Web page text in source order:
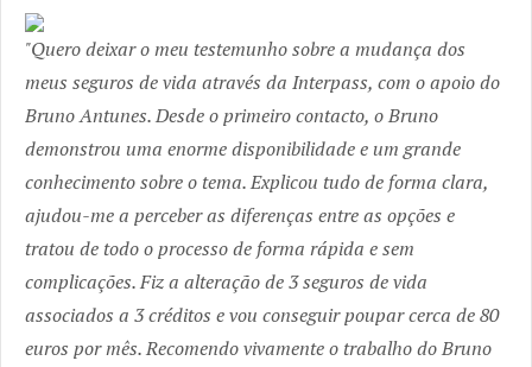
Quero deixar o meu testemunho sobre a mudança dos
meus seguros de vida através da Interpass, com o apoio do
Bruno Antunes. Desde o primeiro contacto, o Bruno
demonstrou uma enorme disponibilidade e um grande
conhecimento sobre o tema. Explicou tudo de forma clara,
ajudou-me a perceber as diferenças entre as opções e
tratou de todo o processo de forma rápida e sem
complicações. Fiz a alteração de 3 seguros de vida
associados a 3 créditos e vou conseguir poupar cerca de 80
euros por mês. Recomendo vivamente o trabalho do Bruno